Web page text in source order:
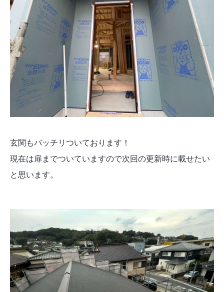
玄関もバッチリついております！
現在は扉までついていますので次回の更新時に載せたい
と思います。